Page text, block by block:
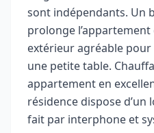
sont indépendants. Un
prolonge
extérieur agréable
une petite table.
appartement en
résidence dispose d’un
fait par interphone et